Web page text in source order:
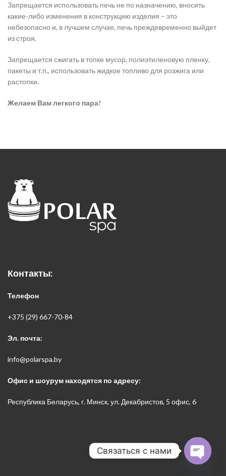
Запрещается использовать печь не по назначению, вносить
какие-либо изменения в конструкцию изделия – это
небезопасно и, в лучшем случае, печь преждевременно выйдет
из строя.
Запрещается сжигать в топке мусор, полиэтиленовую пленку,
пакеты и т.п., использовать жидкое топливо для розжига или
растопки.
Желаем Вам легкого пара!
Контакты:
Телефон
+375 (29) 667-70-84
Эл. почта:
info@polarspa.by
Офис и шоурум находятся по адресу:
Республика Беларусь, г. Минск, ул. Декабристов, 5 офис, 6
Связаться с нами